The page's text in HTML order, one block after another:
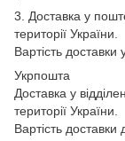
3. Доставка у
території України.
Вартість
Укрпошта
Доставка у
території України.
Вартість доставки